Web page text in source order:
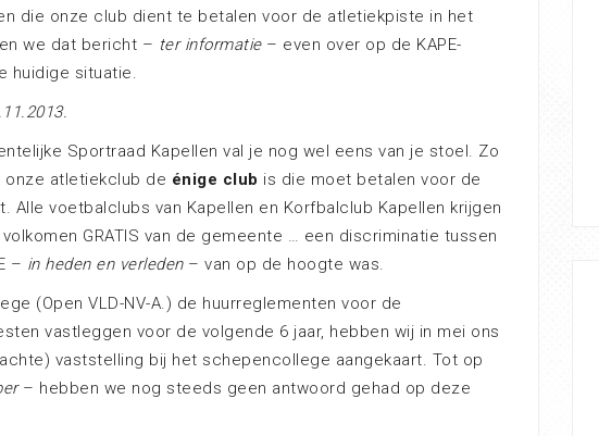
die onze club dient te betalen voor de atletiekpiste in het
we dat bericht – ter informatie– even over op de KAPE-
huidige situatie.
Sportraad Kapellen val je nog wel eens van je stoel. Zo
atletiekclub de énige club is die moet betalen voor de
Alle voetbalclubs van Kapellen en Korfbalclub Kapellen krijgen
GRATIS van de gemeente … een discriminatie tussen
– in heden en verleden– van op de hoogte was.
(Open VLD-NV-A.) de huurreglementen voor de
vastleggen voor de volgende 6 jaar, hebben wij in mei ons
vaststelling bij het schepencollege aangekaart. Tot op
– hebben we nog steeds geen antwoord gehad op deze